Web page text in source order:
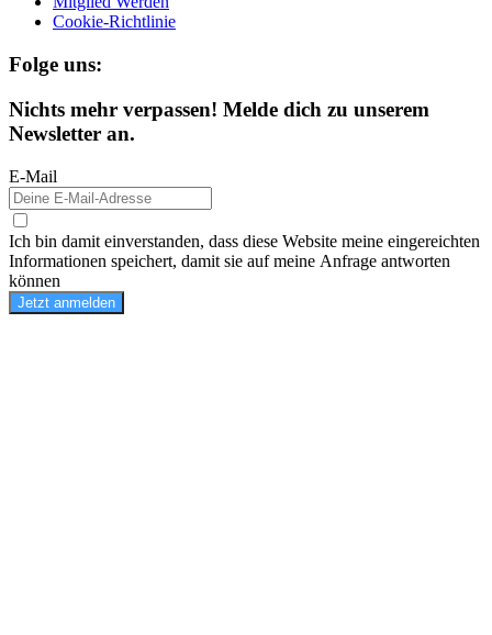
Cookie-Richtlinie
Folge uns:
Nichts mehr verpassen! Melde dich zu unserem
Newsletter an.
E-Mail
Ich bin damit einverstanden, dass diese Website meine eingereichten
Informationen speichert, damit sie auf meine Anfrage antworten
können
Jetzt anmelden